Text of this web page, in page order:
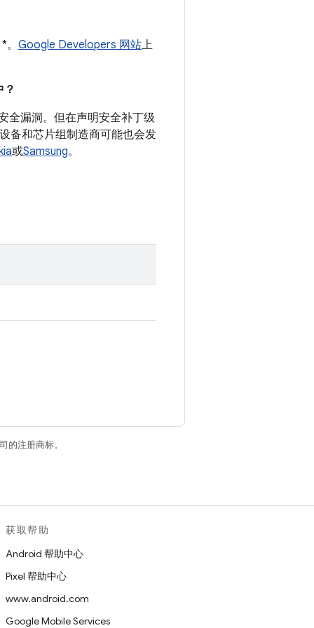
Google Developers 网站上
全漏洞。但在声明安全补丁级
备和芯片组制造商可能也会发
或Samsung。
的注册商标。
获取帮助
Android 帮助中心
Pixel 帮助中心
www.android.com
Google Mobile Services